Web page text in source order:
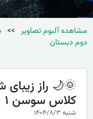
مشاهده آلبوم تصاویر >>
دوم دبستان
🌞🌙 راز
کلاس سوسن ۱ 💫🔭
شنبه ۱۴۰۴/۸/۳